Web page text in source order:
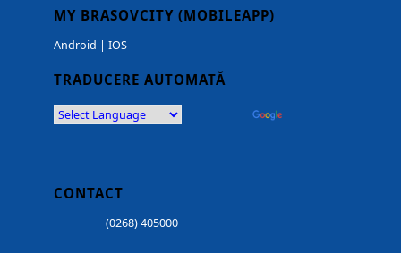
MY BRASOVCITY (MOBILEAPP)
Android | IOS
TRADUCERE AUTOMATĂ
CONTACT
(0268) 405000